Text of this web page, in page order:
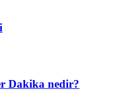
Dakika nedir?